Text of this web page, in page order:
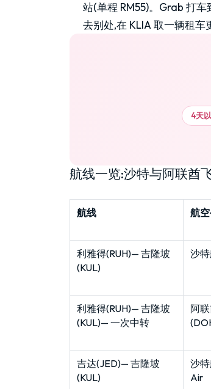
站(单程 RM55)。Grab 打
去别处,在 KLIA 取一辆租车
4天
航线一览:沙特与阿联酋
航线 航
利雅得(RUH)— 吉隆坡
(KUL)
沙
利雅得(RUH)— 吉隆坡
(KUL)— 一次中转
阿
吉达(JED)— 吉隆坡
(KUL)
沙
Air